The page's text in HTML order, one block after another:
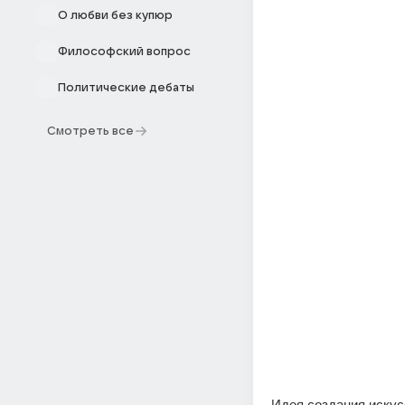
О любви без купюр
Философский вопрос
Политические дебаты
Смотреть все